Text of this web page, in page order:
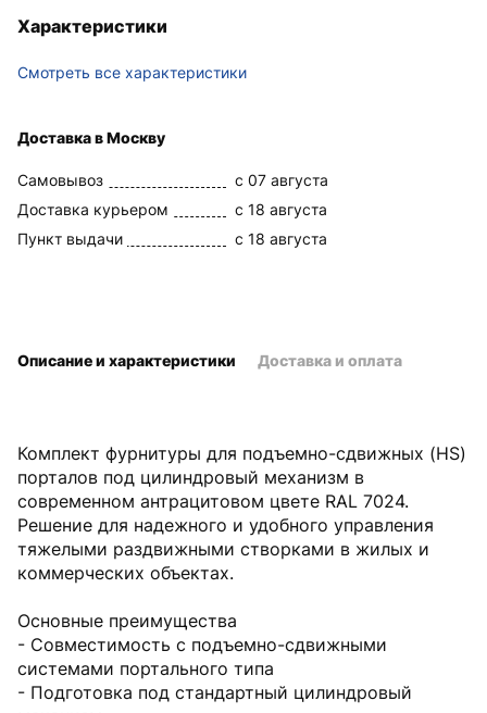
Характеристики
Смотреть все характеристики
Доставка в Москву
Самовывоз
c 07 августа
Доставка курьером
c 18 августа
Пункт выдачи
c 18 августа
Комплект фурнитуры для подъемно-сдвижных (HS)
порталов под цилиндровый механизм в
современном антрацитовом цвете RAL 7024.
Решение для надежного и удобного управления
тяжелыми раздвижными створками в жилых и
коммерческих объектах.
Основные преимущества
- Совместимость с подъемно-сдвижными
системами портального типа
- Подготовка под стандартный цилиндровый
Описание и характеристики Доставка и оплата